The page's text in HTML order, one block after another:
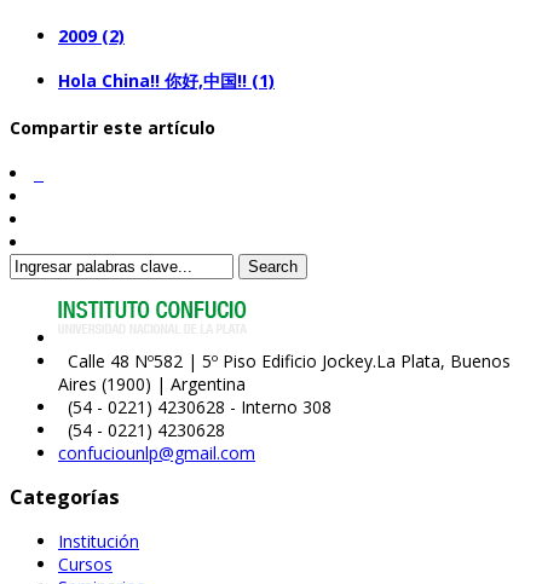
2009 (2)
Hola China!! 你好,中国!! (1)
Compartir este artículo
Search
Calle 48 Nº582 | 5º Piso Edificio Jockey.La Plata, Buenos
Aires (1900) | Argentina
(54 - 0221) 4230628 - Interno 308
(54 - 0221) 4230628
confuciounlp@gmail.com
Categorías
Institución
Cursos